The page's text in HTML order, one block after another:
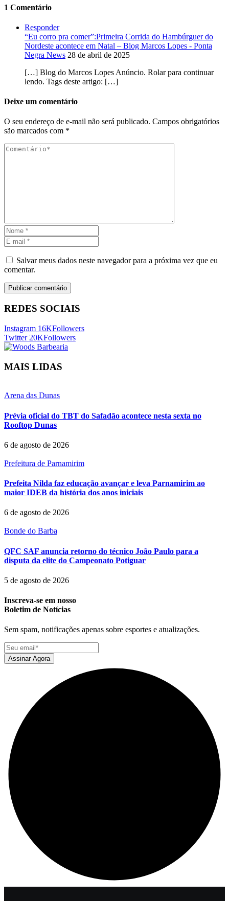
1 Comentário
Responder
“Eu corro pra comer”:Primeira Corrida do Hambúrguer do
Nordeste acontece em Natal – Blog Marcos Lopes - Ponta
Negra News 28 de abril de 2025
[…] Blog do Marcos Lopes Anúncio. Rolar para continuar
lendo. Tags deste artigo: […]
Deixe um comentário
O seu endereço de e-mail não será publicado. Campos obrigatórios
são marcados com *
Salvar meus dados neste navegador para a próxima vez que eu
comentar.
REDES SOCIAIS
Instagram 16KFollowers
Twitter 20KFollowers
MAIS LIDAS
Arena das Dunas
Prévia oficial do TBT do Safadão acontece nesta sexta no
Rooftop Dunas
6 de agosto de 2026
Prefeitura de Parnamirim
Prefeita Nilda faz educação avançar e leva Parnamirim ao
maior IDEB da história dos anos iniciais
6 de agosto de 2026
Bonde do Barba
QFC SAF anuncia retorno do técnico João Paulo para a
disputa da elite do Campeonato Potiguar
5 de agosto de 2026
Inscreva-se em nosso
Boletim de Notícias
Sem spam, notificações apenas sobre esportes e atualizações.
Assinar Agora